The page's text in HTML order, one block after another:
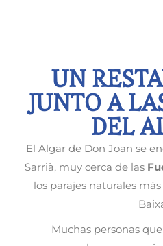
UN
JUNTO A
DEL
El Algar de Don Joan se
Sarrià, muy cerca de las
los parajes naturales
Muchas personas